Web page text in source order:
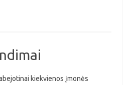
kiekvienos įmonės